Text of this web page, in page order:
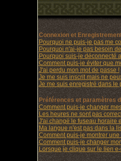
Connexion et
Pourquoi ne puis-je pas me
Pourquoi n'ai-je pas besoin
Pourquoi suis-je déconnecté
Comment puis-je éviter que
J'ai perdu mon mot de passe !
Je me suis inscrit mais ne
Je me suis enregistré dans le
Préférences et paramètres
Comment puis-je changer
Les heures ne sont pas
J'ai changé le fuseau horaire
Ma langue n'est pas dans la
Comment puis-je montrer
Comment puis-je changer
Lorsque je clique sur le lien